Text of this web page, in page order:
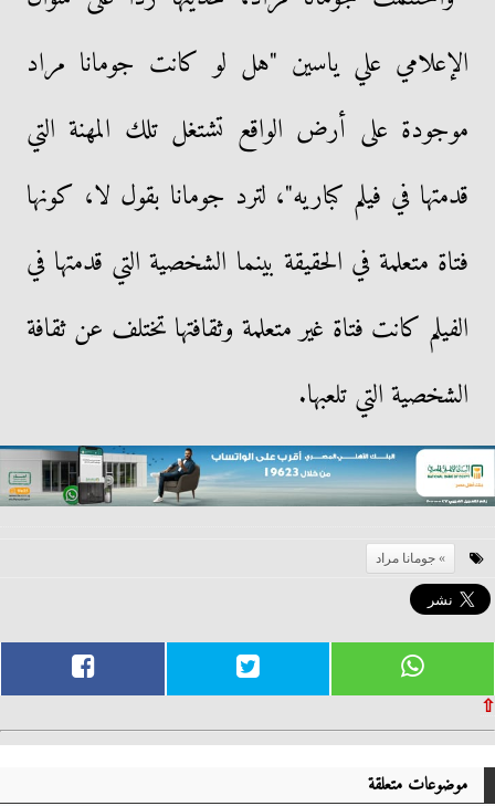
الإعلامي علي ياسين "هل لو كانت جومانا مراد
موجودة على أرض الواقع تشتغل تلك المهنة التي
قدمتها في فيلم كباريه"، لترد جومانا بقول لا، كونها
فتاة متعلمة في الحقيقة بينما الشخصية التي قدمتها في
الفيلم كانت فتاة غير متعلمة وثقافتها تختلف عن ثقافة
الشخصية التي تلعبها.
جومانا مراد
⇧
موضوعات متعلقة